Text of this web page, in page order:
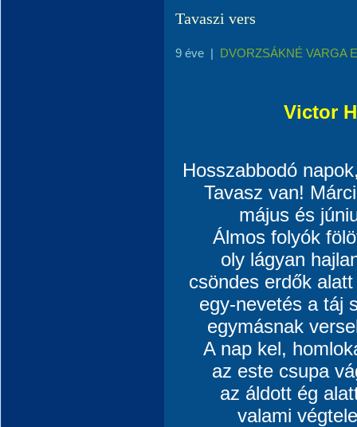
Tavaszi vers
9 éve | DVORZSÁKNÉ VARGA
Victor
Hosszabbodó
Tavasz van!
május és
Álmos folyók
oly lágyan
csöndes erdők
egy-nevetés a táj
egymásnak
A nap kel,
az este csupa
az áldott ég
valami